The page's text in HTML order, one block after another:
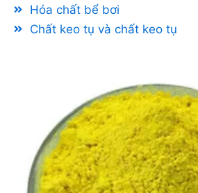
Hóa chất bể bơi
Chất keo tụ và chất keo tụ